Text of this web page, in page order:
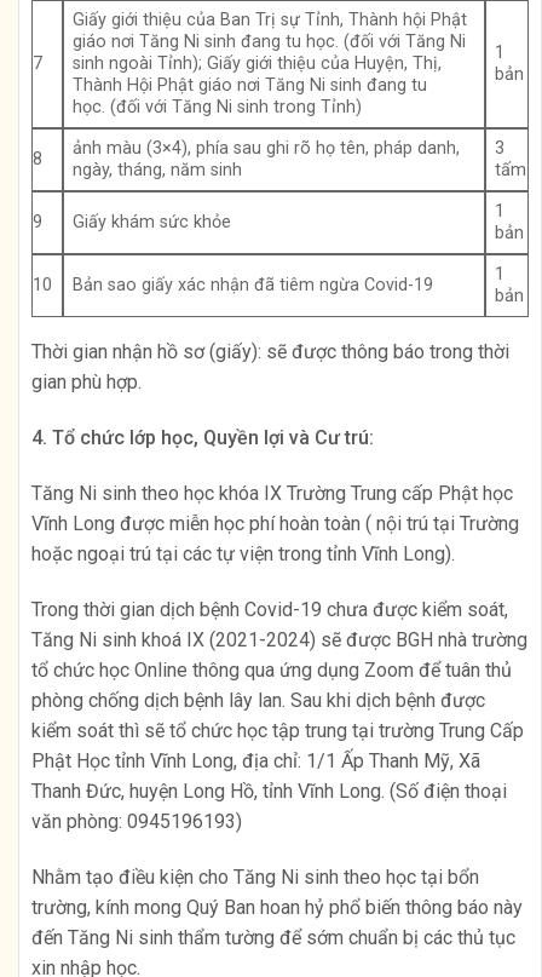
7
Giấy giới thiệu của Ban Trị sự Tỉnh, Thành hội Phật
giáo nơi Tăng Ni sinh đang tu học. (đối với Tăng Ni
sinh ngoài Tỉnh); Giấy giới thiệu của Huyện, Thị,
Thành Hội Phật giáo nơi Tăng Ni sinh đang tu
học. (đối với Tăng Ni sinh trong Tỉnh)
1
bản
8
ảnh màu (3×4), phía sau ghi rõ họ tên, pháp danh,
ngày, tháng, năm sinh
3
tấm
9 Giấy khám sức khỏe
1
bản
10 Bản sao giấy xác nhận đã tiêm ngừa Covid-19
1
bản
Thời gian nhận hồ sơ (giấy): sẽ được thông báo trong thời
gian phù hợp.
4. Tổ chức lớp học, Quyền lợi và Cư trú:
Tăng Ni sinh theo học khóa IX Trường Trung cấp Phật học
Vĩnh Long được miễn học phí hoàn toàn ( nội trú tại Trường
hoặc ngoại trú tại các tự viện trong tỉnh Vĩnh Long).
Trong thời gian dịch bệnh Covid-19 chưa được kiểm soát,
Tăng Ni sinh khoá IX (2021-2024) sẽ được BGH nhà trường
tổ chức học Online thông qua ứng dụng Zoom để tuân thủ
phòng chống dịch bệnh lây lan. Sau khi dịch bệnh được
kiểm soát thì sẽ tổ chức học tập trung tại trường Trung Cấp
Phật Học tỉnh Vĩnh Long, địa chỉ: 1/1 Ấp Thanh Mỹ, Xã
Thanh Đức, huyện Long Hồ, tỉnh Vĩnh Long. (Số điện thoại
văn phòng: 0945196193)
Nhằm tạo điều kiện cho Tăng Ni sinh theo học tại bổn
trường, kính mong Quý Ban hoan hỷ phổ biến thông báo này
đến Tăng Ni sinh thẩm tường để sớm chuẩn bị các thủ tục
xin nhập học.